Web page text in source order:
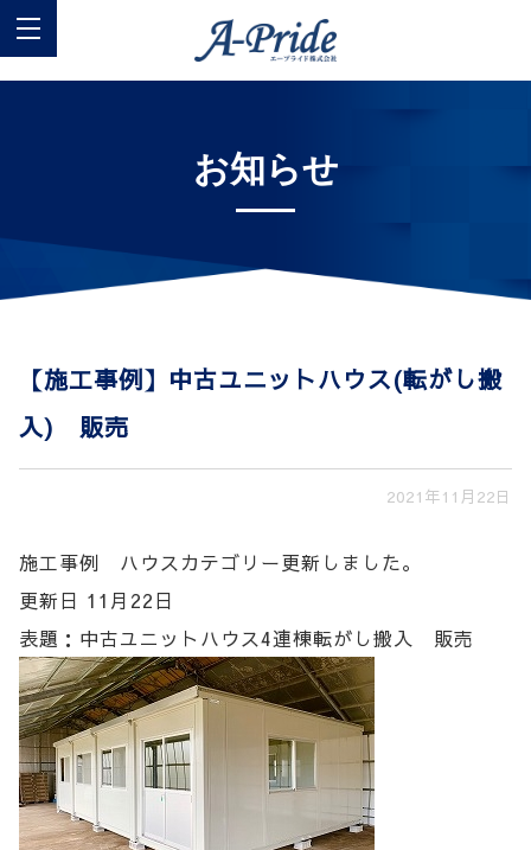
お知らせ
【施工事例】中古ユニットハウス(転がし搬
入) 販売
2021年11月22日
施工事例 ハウスカテゴリー更新しました。
更新日 11月22日
表題：中古ユニットハウス4連棟転がし搬入 販売